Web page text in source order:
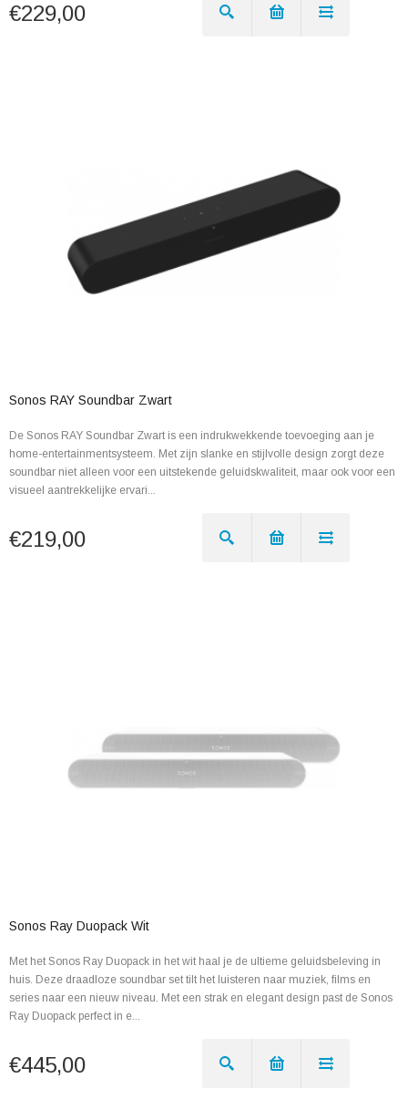
€229,00
Sonos RAY Soundbar Zwart
De Sonos RAY Soundbar Zwart is een indrukwekkende toevoeging aan je
home-entertainmentsysteem. Met zijn slanke en stijlvolle design zorgt deze
soundbar niet alleen voor een uitstekende geluidskwaliteit, maar ook voor een
visueel aantrekkelijke ervari...
€219,00
Sonos Ray Duopack Wit
Met het Sonos Ray Duopack in het wit haal je de ultieme geluidsbeleving in
huis. Deze draadloze soundbar set tilt het luisteren naar muziek, films en
series naar een nieuw niveau. Met een strak en elegant design past de Sonos
Ray Duopack perfect in e...
€445,00